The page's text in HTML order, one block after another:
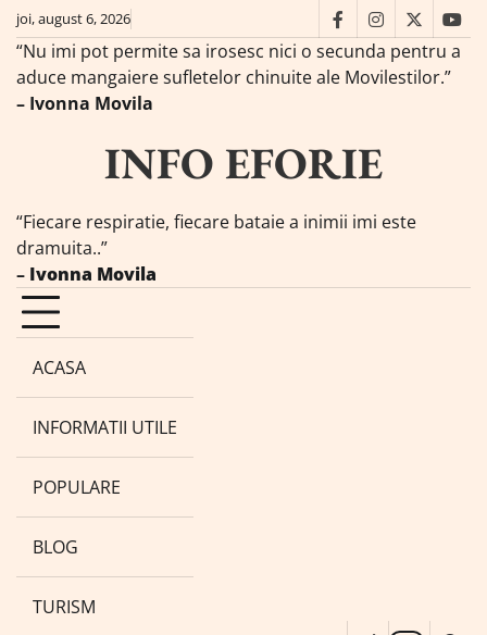
Skip
content
joi, august 6, 2026 facebookinstagram
twitter
“Nu imi pot permite sa irosesc nici o secunda pentru a
aduce mangaiere sufletelor chinuite ale Movilestilor.”
– Ivonna Movila
INFO EFORIE
“Fiecare respiratie, fiecare bataie a inimii imi este
dramuita..”
– Ivonna Movila
ACASA
INFORMATII UTILE
POPULARE
BLOG
TURISM